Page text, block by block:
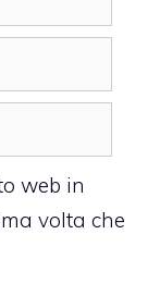
web in
volta che